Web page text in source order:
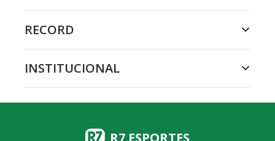
RECORD
INSTITUCIONAL
R7 ESPORTES